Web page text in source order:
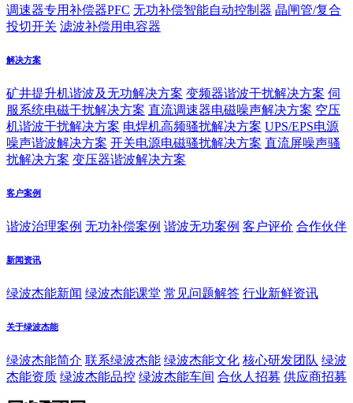
调速器专用补偿器PFC 无功补偿智能自动控制器 晶闸管/复合
投切开关 滤波补偿用电容器
解决方案
矿井提升机谐波及无功解决方案 变频器谐波干扰解决方案 伺
服系统电磁干扰解决方案 直流调速器电磁噪声解决方案 空压
机谐波干扰解决方案 电焊机高频骚扰解决方案 UPS/EPS电源
噪声谐波解决方案 开关电源电磁骚扰解决方案 直流屏噪声骚
扰解决方案 变压器谐波解决方案
客户案例
谐波治理案例 无功补偿案例 谐波无功案例 客户评价 合作伙伴
新闻资讯
绿波杰能新闻 绿波杰能课堂 常见问题解答 行业新鲜资讯
关于绿波杰能
绿波杰能简介 联系绿波杰能 绿波杰能文化 核心研发团队 绿波
杰能资质 绿波杰能品控 绿波杰能车间 合伙人招募 供应商招募